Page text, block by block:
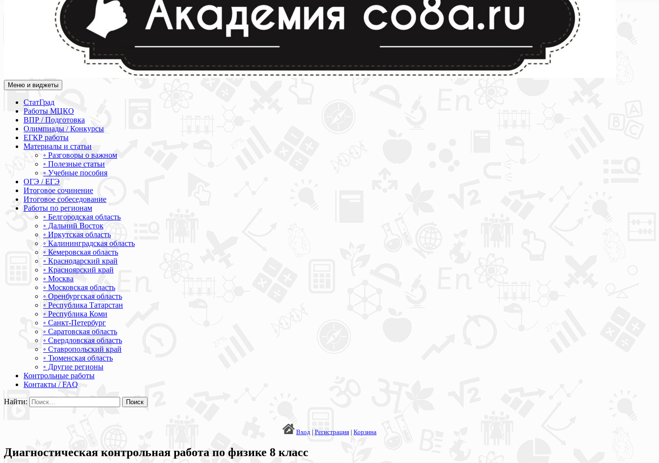
Академия СОВА
Подготовка к ЕГЭ, ОГЭ, ВПР, МЦКО, СтатГрад, КДР, ВОШ, олимпиады и конкурсы
Меню и виджеты
СтатГрад
Работы МЦКО
ВПР / Подготовка
Олимпиады / Конкурсы
ЕГКР работы
Материалы и статьи
◦ Разговоры о важном
◦ Полезные статьи
◦ Учебные пособия
ОГЭ / ЕГЭ
Итоговое сочинение
Итоговое собеседование
Работы по регионам
◦ Белгородская область
◦ Дальний Восток
◦ Иркутская область
◦ Калининградская область
◦ Кемеровская область
◦ Краснодарский край
◦ Красноярский край
◦ Москва
◦ Московская область
◦ Оренбургская область
◦ Республика Татарстан
◦ Республика Коми
◦ Санкт-Петербург
◦ Саратовская область
◦ Свердловская область
◦ Ставропольский край
◦ Тюменская область
◦ Другие регионы
Контрольные работы
Контакты / FAQ
Найти:
Вход | Регистрация | Корзина
Диагностическая контрольная работа по физике 8 класс